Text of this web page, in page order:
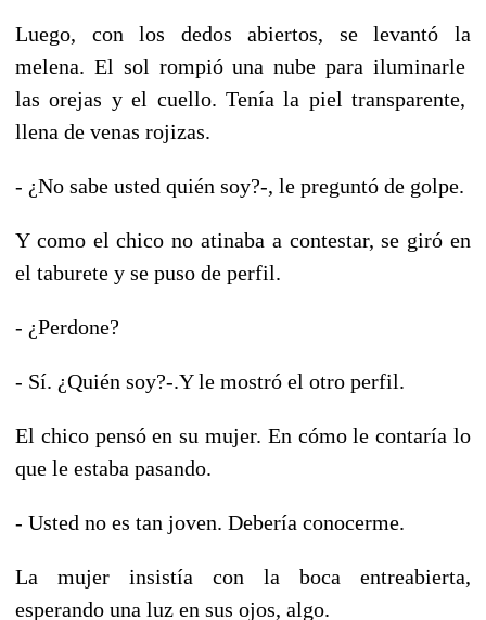
Luego, con los dedos abiertos, se levantó la
melena. El sol rompió una nube para iluminarle
las orejas y el cuello. Tenía la piel transparente,
llena de venas rojizas.
- ¿No sabe usted quién soy?-, le preguntó de golpe.
Y como el chico no atinaba a contestar, se giró en
el taburete y se puso de perfil.
- ¿Perdone?
- Sí. ¿Quién soy?-.Y le mostró el otro perfil.
El chico pensó en su mujer. En cómo le contaría lo
que le estaba pasando.
- Usted no es tan joven. Debería conocerme.
La mujer insistía con la boca entreabierta,
esperando una luz en sus ojos, algo.